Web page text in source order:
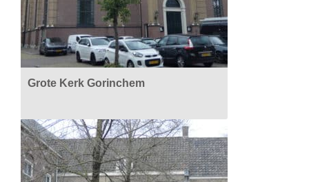
Grote Kerk Gorinchem